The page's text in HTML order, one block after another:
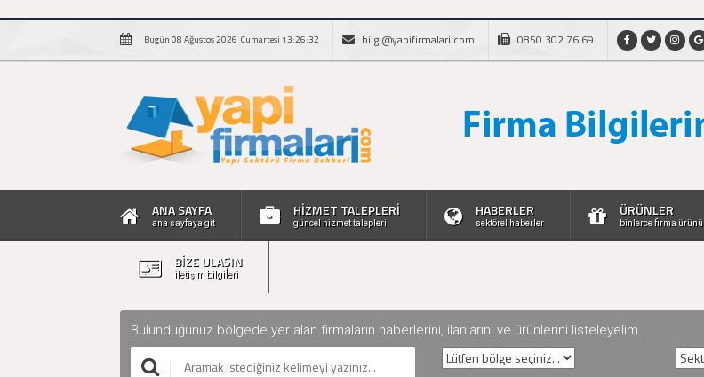
Bugün 08 Ağustos 2026 Cumartesi 13:26:32 bilgi@yapifirmalari.com 0850 302 76 69
ANA SAYFA
ana sayfaya git
HİZMET TALEPLERİ
güncel hizmet talepleri
HABERLER
sektörel haberler
ÜRÜNLER
binlerce firma ürünü
BİZE ULAŞIN
iletişim bilgileri
Bulunduğunuz bölgede yer alan firmaların haberlerini, ilanlarını ve ürünlerini listeleyelim ...